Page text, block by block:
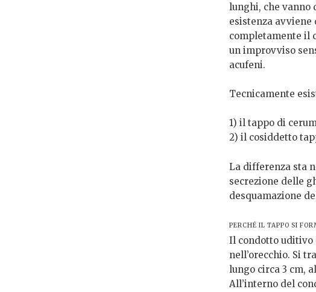
lunghi, che vanno
esistenza avviene
completamente il
un improvviso
acufeni.
Tecnicamente
1) il tappo di
2) il cosiddetto
La differenza sta
secrezione delle
desquamazione
PERCHÉ IL TAPPO SI
Il condotto uditivo
nell’orecchio. Si
lungo circa 3 cm,
All’interno del